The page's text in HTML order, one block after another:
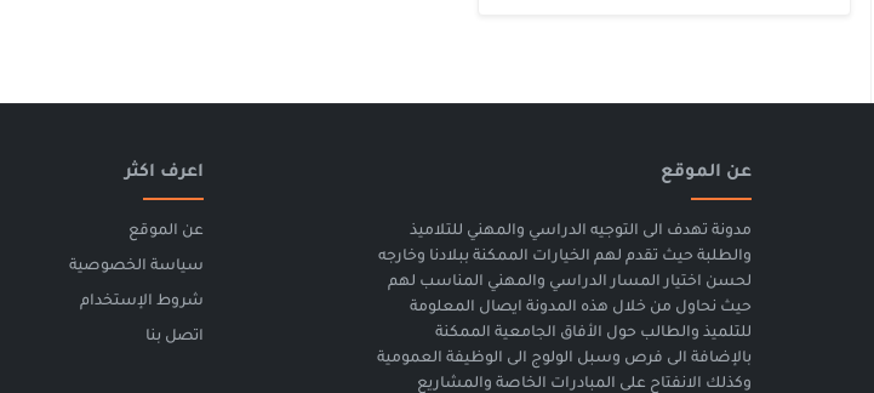
عن الموقع
مدونة تهدف الى التوجيه الدراسي والمهني للتلاميذ
والطلبة حيث تقدم لهم الخيارات الممكنة ببلادنا وخارجه
لحسن اختيار المسار الدراسي والمهني المناسب لهم
حيث نحاول من خلال هذه المدونة ايصال المعلومة
للتلميذ والطالب حول الأفاق الجامعية الممكنة
بالإضافة الى فرص وسبل الولوج الى الوظيفة العمومية
وكذلك الانفتاح على المبادرات الخاصة والمشاريع
اعرف اكثر
عن الموقع
سياسة الخصوصية
شروط الإستخدام
اتصل بنا